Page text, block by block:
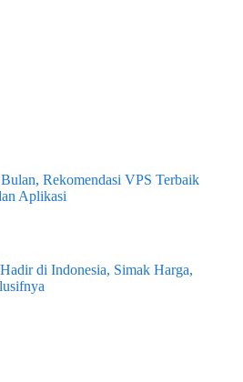
Rekomendasi VPS Terbaik
Aplikasi